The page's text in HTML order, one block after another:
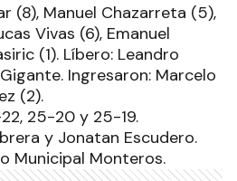
(8), Manuel Chazarreta (5),
Vivas (6), Emanuel
(1). Líbero: Leandro
Ingresaron: Marcelo
(2).
25-20 y 25-19.
y Jonatan Escudero.
Municipal Monteros.